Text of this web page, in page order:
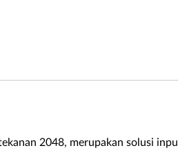
2048, merupakan solusi